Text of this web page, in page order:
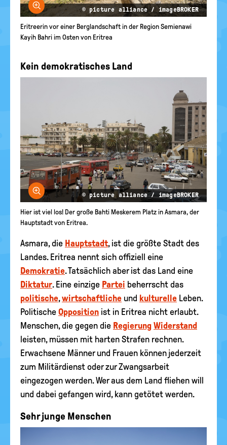
Bild vergrößern
© picture alliance / imageBROKER
Eri­t­re­e­rin vor einer Berglandschaft in der Region Semienawi
Kayih Bahri im Osten von Eritrea
Kein demokratisches Land
Bild vergrößern
© picture alliance / imageBROKER
Hier ist viel los! Der große Bahti Meskerem Platz in Asmara, der
Hauptstadt von Eritrea.
Asmara, die Hauptstadt, ist die größte Stadt des
Landes. Eritrea nennt sich offiziell eine
Demokratie. Tatsächlich aber ist das Land eine
Diktatur. Eine einzige Partei beherrscht das
politische,wirtschaftliche und kulturelle Leben.
Politische Opposition ist in Eritrea nicht erlaubt.
Menschen, die gegen die Regierung Widerstand
leisten, müssen mit harten Strafen rechnen.
Erwachsene Männer und Frauen können jederzeit
zum Militärdienst oder zur Zwangsarbeit
eingezogen werden. Wer aus dem Land fliehen will
und dabei gefangen wird, kann getötet werden.
Sehr junge Menschen